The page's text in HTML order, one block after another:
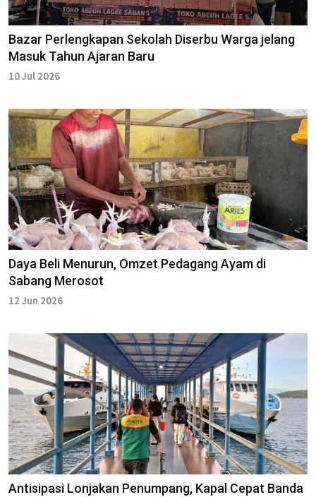
Bazar Perlengkapan Sekolah Diserbu Warga jelang
Masuk Tahun Ajaran Baru
10 Jul 2026
Daya Beli Menurun, Omzet Pedagang Ayam di
Sabang Merosot
12 Jun 2026
Antisipasi Lonjakan Penumpang, Kapal Cepat Banda